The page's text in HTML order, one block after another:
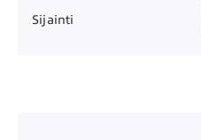
Sijainti